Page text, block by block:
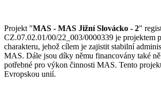
Projekt "MAS - MAS Jižní Slovácko - 2"
CZ.07.02.01/00/22_003/0000339 je projektem
charakteru, jehož cílem je zajistit stabilní
MAS. Dále jsou díky němu financovány také
potřebné pro výkon činnosti MAS. Tento
Evropskou unií.